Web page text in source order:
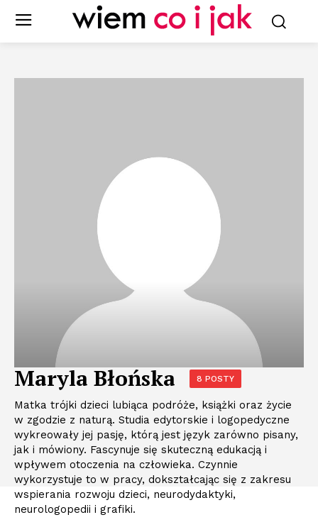
Maryla Błońska 8 POSTY
Matka trójki dzieci lubiąca podróże, książki oraz życie
w zgodzie z naturą. Studia edytorskie i logopedyczne
wykreowały jej pasję, którą jest język zarówno pisany,
jak i mówiony. Fascynuje się skuteczną edukacją i
wpływem otoczenia na człowieka. Czynnie
wykorzystuje to w pracy, dokształcając się z zakresu
wspierania rozwoju dzieci, neurodydaktyki,
neurologopedii i grafiki.